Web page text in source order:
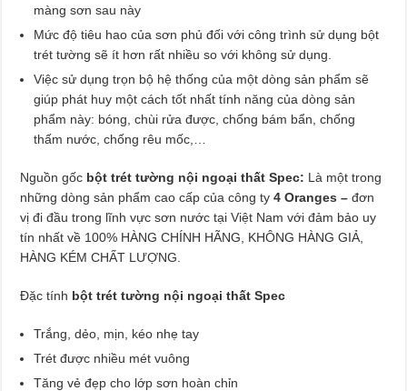
màng sơn sau này
Mức độ tiêu hao của sơn phủ đối với công trình sử dụng bột
trét tường sẽ ít hơn rất nhiều so với không sử dụng.
Việc sử dụng trọn bộ hệ thống của một dòng sản phẩm sẽ
giúp phát huy một cách tốt nhất tính năng của dòng sản
phẩm này: bóng, chùi rửa được, chống bám bẩn, chống
thấm nước, chống rêu mốc,…
Nguồn gốc bột trét tường nội ngoại thất Spec: Là một trong
những dòng sản phẩm cao cấp của công ty 4 Oranges – đơn
vị đi đầu trong lĩnh vực sơn nước tại Việt Nam với đảm bảo uy
tín nhất về 100% HÀNG CHÍNH HÃNG, KHÔNG HÀNG GIẢ,
HÀNG KÉM CHẤT LƯỢNG.
Đặc tính bột trét tường nội ngoại thất Spec
Trắng, dẻo, mịn, kéo nhẹ tay
Trét được nhiều mét vuông
Tăng vẻ đẹp cho lớp sơn hoàn chỉn